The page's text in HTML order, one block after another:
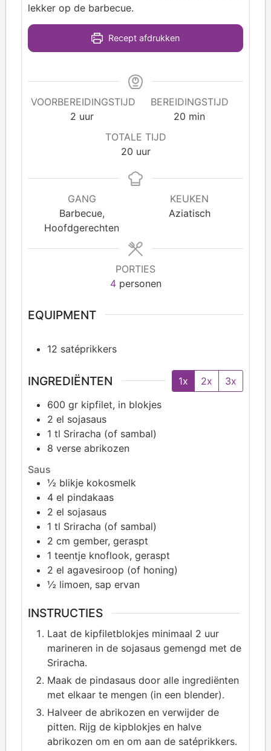
lekker op de barbecue.
Recept afdrukken
VOORBEREIDINGSTIJD
2 uur
BEREIDINGSTIJD
20 min
TOTALE TIJD
20 uur
GANG
Barbecue,
Hoofdgerechten
KEUKEN
Aziatisch
PORTIES
4 personen
EQUIPMENT
12 satéprikkers
INGREDIËNTEN 1x 2x
3x
600 gr kipfilet, in blokjes
2 el sojasaus
1 tl Sriracha (of sambal)
8 verse abrikozen
Saus
½ blikje kokosmelk
4 el pindakaas
2 el sojasaus
1 tl Sriracha (of sambal)
2 cm gember, geraspt
1 teentje knoflook, geraspt
2 el agavesiroop (of honing)
½ limoen, sap ervan
INSTRUCTIES
Laat de kipfiletblokjes minimaal 2 uur
marineren in de sojasaus gemengd met de
Sriracha.
Maak de pindasaus door alle ingrediënten
met elkaar te mengen (in een blender).
Halveer de abrikozen en verwijder de
pitten. Rijg de kipblokjes en halve
abrikozen om en om aan de satéprikkers.